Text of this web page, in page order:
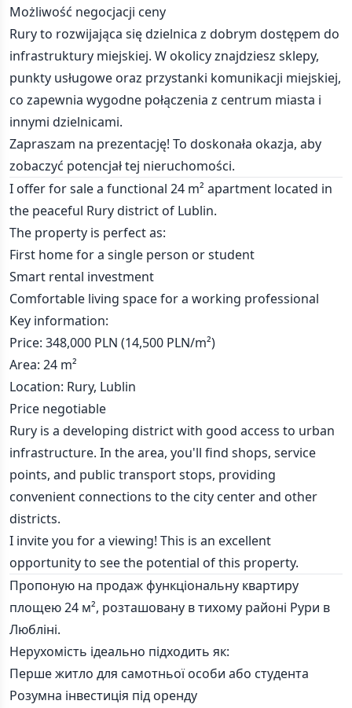
Możliwość negocjacji ceny
Rury to rozwijająca się dzielnica z dobrym dostępem do
infrastruktury miejskiej. W okolicy znajdziesz sklepy,
punkty usługowe oraz przystanki komunikacji miejskiej,
co zapewnia wygodne połączenia z centrum miasta i
innymi dzielnicami.
Zapraszam na prezentację! To doskonała okazja, aby
zobaczyć potencjał tej nieruchomości.
I offer for sale a functional 24 m² apartment located in
the peaceful Rury district of Lublin.
The property is perfect as:
First home for a single person or student
Smart rental investment
Comfortable living space for a working professional
Key information:
Price: 348,000 PLN (14,500 PLN/m²)
Area: 24 m²
Location: Rury, Lublin
Price negotiable
Rury is a developing district with good access to urban
infrastructure. In the area, you'll find shops, service
points, and public transport stops, providing
convenient connections to the city center and other
districts.
I invite you for a viewing! This is an excellent
opportunity to see the potential of this property.
Пропоную на продаж функціональну квартиру
площею 24 м², розташовану в тихому районі Рури в
Любліні.
Нерухомість ідеально підходить як:
Перше житло для самотньої особи або студента
Розумна інвестиція під оренду